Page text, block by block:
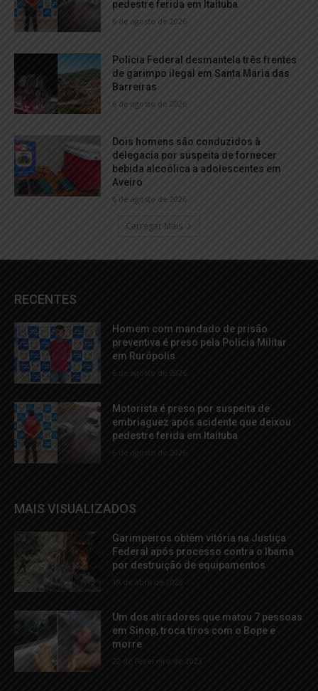
pedestre ferida em Itaituba
6 de agosto de 2026
Polícia Federal desmantela três frentes
de garimpo ilegal em Santa Maria das
Barreiras
6 de agosto de 2026
Dois homens são conduzidos à
delegacia por suspeita de fornecer
bebida alcoólica a adolescentes em
Aveiro
6 de agosto de 2026
Carregar Mais
RECENTES
Homem com mandado de prisão
preventiva é preso pela Polícia Militar
em Rurópolis
6 de agosto de 2026
Motorista é preso por suspeita de
embriaguez após acidente que deixou
pedestre ferida em Itaituba
6 de agosto de 2026
MAIS VISUALIZADOS
Garimpeiros obtêm vitória na Justiça
Federal após processo contra o Ibama
por destruição de equipamentos
19 de abril de 2023
Um dos atiradores que matou 7 pessoas
em Sinop, troca tiros com o Bope e
morre
22 de fevereiro de 2023